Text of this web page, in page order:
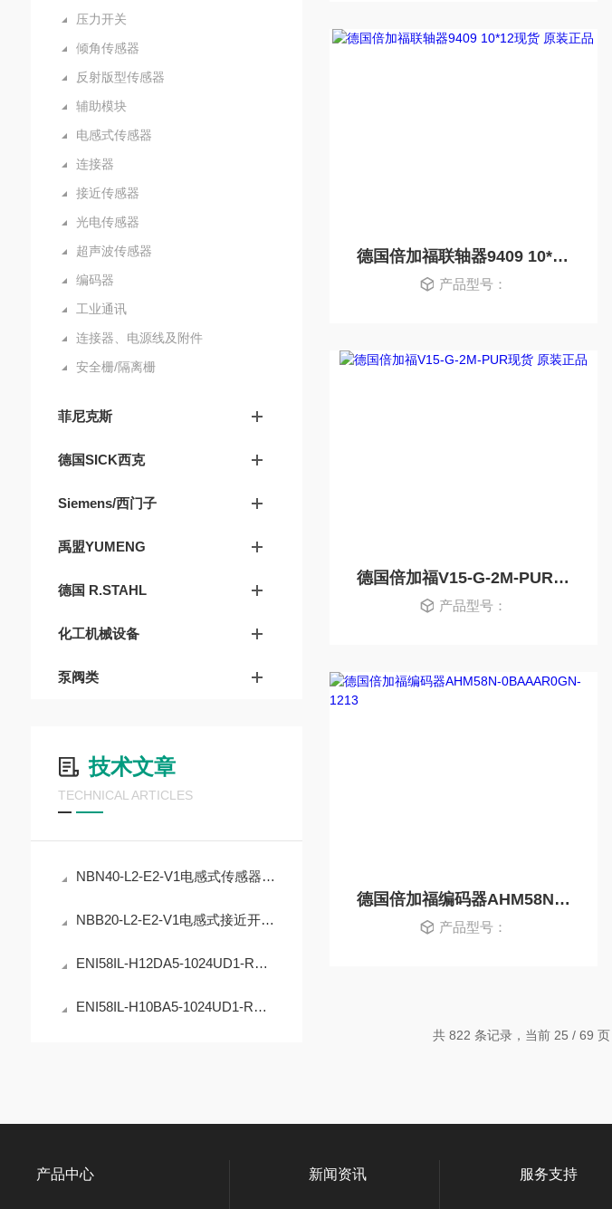
压力开关
倾角传感器
反射版型传感器
辅助模块
电感式传感器
连接器
接近传感器
光电传感器
超声波传感器
编码器
工业通讯
连接器、电源线及附件
安全栅/隔离栅
菲尼克斯
德国SICK西克
Siemens/西门子
禹盟YUMENG
德国 R.STAHL
化工机械设备
泵阀类
技术文章
TECHNICAL ARTICLES
NBN40-L2-E2-V1电感式传感器的精度稳定性提升
NBB20-L2-E2-V1电感式接近开关的工业自动化应用
ENI58IL-H12DA5-1024UD1-RC1编码器在工业定位中的应用
ENI58IL-H10BA5-1024UD1-RC1编码器的原理与应用
德国倍加福联轴器9409 10*12现货 原装正品
产品型号：
德国倍加福V15-G-2M-PUR现货 原装正品
产品型号：
德国倍加福编码器AHM58N-0BAAAR0GN-1213
产品型号：
共 822 条记录，当前 25 / 69 页
产品中心 新闻资讯 服务支持